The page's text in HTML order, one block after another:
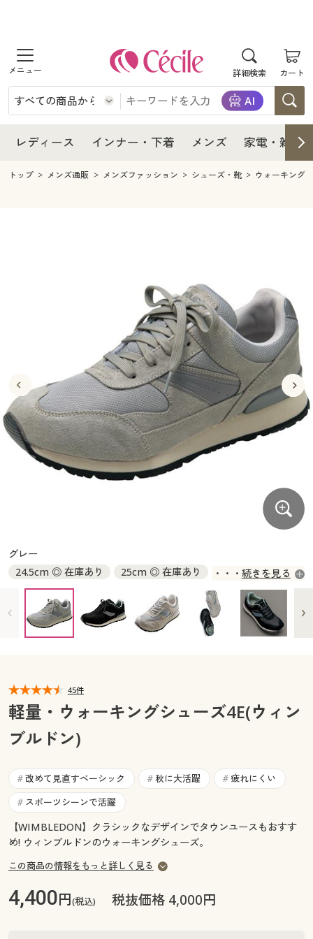
詳細検索 カート
商品を探す
レディース
レディースファッション
インナー・下着
インナー・下着通販すべて
メンズ
寝具・インテリア・家具通販すべて
カーテン・ラグ・ファブリック
美容・健康・サプリメント
制服・スクールすべて
制服・学生服
ジュニア・ティーンズ下着
大きいサイズ
大きいサイズ通販すべて
大きいサイズ レディース服
大きいサイズ レディース下着
大きいサイズ 事務・制服
バーゲン
バーゲンセール
シークレットセール
詳細検索
商品カテゴリ一覧
カタログ・チラシからのご注文
デジタルカタログ
カタログ無料プレゼント
マイページ
閲覧履歴
お気に入り
サポート
ご利用ガイド
レディース インナー・下着 メンズ 家電・雑貨
レディース
レディース通販すべて
レディースファッション
インナー・下着
インナー・下着通販すべて
メンズ
カーテン・ラグ・ファブリック
美容・健康・サプリメント
ジュニア・ティーンズ下着
大きいサイズ通販すべて
大きいサイズ レディース服
大きいサイズ レディース下着
大きいサイズ メンズ
バーゲンセール
シークレットセール
詳細検索
商品カテゴリ一覧
カタログ
カタログ無料プレゼント
会員メニュー
閲覧履歴
お気に入り
ご利用ガイド
よくある質問とお問い合わせ
トップ メンズ通販 メンズファッション シューズ・靴 ウォーキング
グレー
24.5cm ◎ 在庫あり
25cm ◎ 在庫あり
25.5cm ◎ 在庫あり
26.5cm ◎ 在庫あり
27cm ◎ 在庫あり
28cm ◎ 在庫あり
続きを見る
45件
軽量・ウォーキングシューズ4E(ウィン
ブルドン)
# 改めて見直すベーシック # 秋に大活躍 # 疲れにくい
# スポーツシーンで活躍
【WIMBLEDON】クラシックなデザインでタウンユースもおすす
め! ウィンブルドンのウォーキングシューズ。
この商品の情報をもっと詳しく見る
4,400円(税込) 税抜価格 4,000円